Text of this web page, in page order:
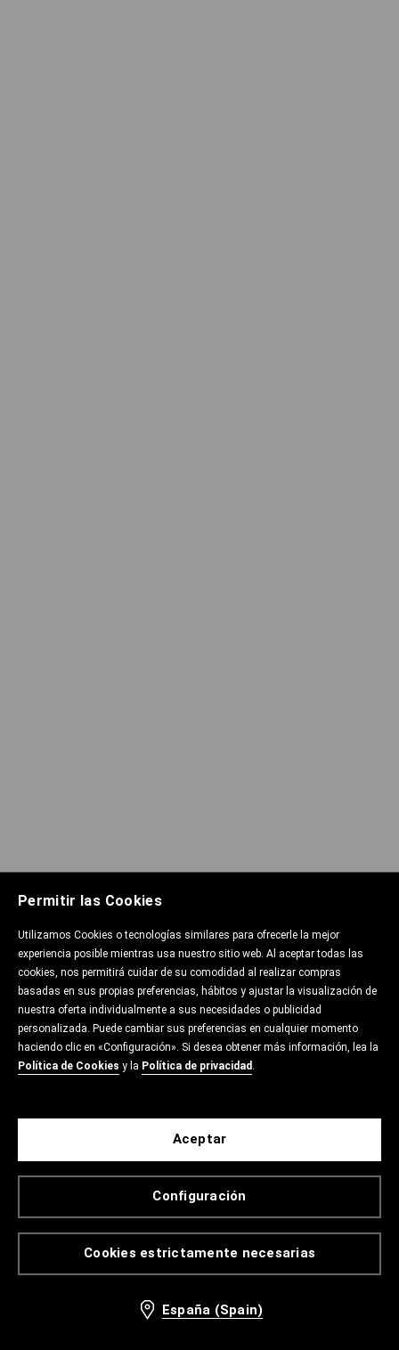
Permitir las Cookies
Utilizamos Cookies o tecnologías similares para ofrecerle la mejor
experiencia posible mientras usa nuestro sitio web. Al aceptar todas las
cookies, nos permitirá cuidar de su comodidad al realizar compras
basadas en sus propias preferencias, hábitos y ajustar la visualización de
nuestra oferta individualmente a sus necesidades o publicidad
personalizada. Puede cambiar sus preferencias en cualquier momento
haciendo clic en «Configuración». Si desea obtener más información, lea la
Política de Cookies y la Política de privacidad.
Cookies estrictamente necesarias
Configuración
Aceptar
España (Spain)